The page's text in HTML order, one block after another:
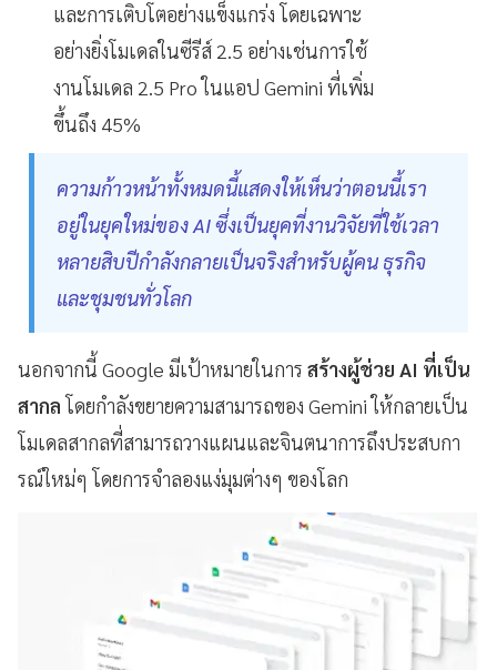
และการเติบโตอย่างแข็งแกร่ง โดยเฉพาะ
อย่างยิ่งโมเดลในซีรีส์ 2.5 อย่างเช่นการใช้
งานโมเดล 2.5 Pro ในแอป Gemini ที่เพิ่ม
ขึ้นถึง 45%
ความก้าวหน้าทั้งหมดนี้แสดงให้เห็นว่าตอนนี้เรา
อยู่ในยุคใหม่ของ AI ซึ่งเป็นยุคที่งานวิจัยที่ใช้เวลา
หลายสิบปีกำลังกลายเป็นจริงสำหรับผู้คน ธุรกิจ
และชุมชนทั่วโลก
นอกจากนี้ Google มีเป้าหมายในการ สร้างผู้ช่วย AI ที่เป็น
สากลโดยกำลังขยายความสามารถของ Gemini ให้กลายเป็น
โมเดลสากลที่สามารถวางแผนและจินตนาการถึงประสบกา
รณ์ใหม่ๆ โดยการจำลองแง่มุมต่างๆ ของโลก